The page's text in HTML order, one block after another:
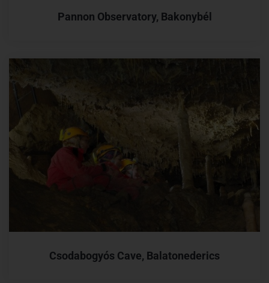
Pannon Observatory, Bakonybél
Csodabogyós Cave, Balatonederics